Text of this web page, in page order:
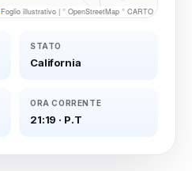
Foglio illustrativo | © OpenStreetMap © CARTO
STATO
California
ORA CORRENTE
21:19 · P.T